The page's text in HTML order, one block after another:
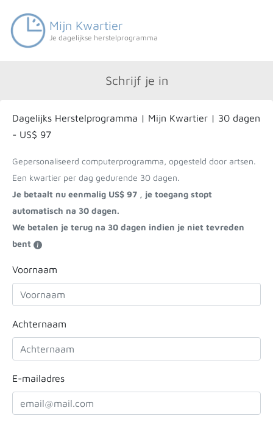
Mijn Kwartier
Je dagelijkse herstelprogramma
Schrijf je in
Dagelijks Herstelprogramma | Mijn Kwartier | 30 dagen
- US$ 97
Gepersonaliseerd computerprogramma, opgesteld door artsen.
Een kwartier per dag gedurende 30 dagen.
Je betaalt nu eenmalig US$ 97 , je toegang stopt
automatisch na 30 dagen.
We betalen je terug na 30 dagen indien je niet tevreden
bent
Voornaam
Achternaam
E-mailadres